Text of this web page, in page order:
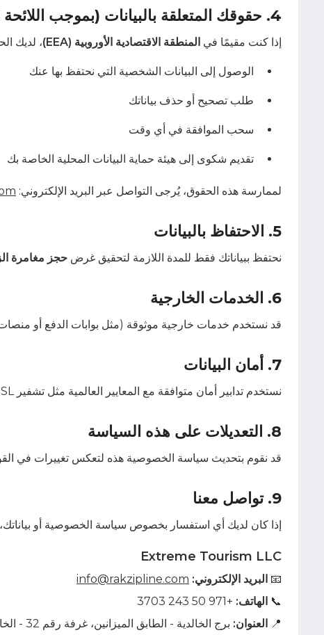
4. حقوقك المتعلقة بالبيانات (بموجب اللائحة GDPR)
إذا كنت مقيمًا في المنطقة الاقتصادية الأوروبية (EEA) ، لديك
الوصول إلى البيانات الشخصية التي نحتفظ بها عنك
طلب تصحيح أو حذف بياناتك
سحب الموافقة في أي وقت
تقديم شكوى إلى هيئة حماية البيانات المحلية الخاصة بك
لممارسة هذه الحقوق، يُرجى التواصل عبر البريد الإلكتروني:
5. الاحتفاظ بالبيانات
نحتفظ ببياناتك فقط للمدة اللازمة لتحقيق غرض حجز مغامرة
6. الخدمات الخارجية
قد نستخدم خدمات خارجية موثوقة (مثل بوابات الدفع أو منصات
7. أمان البيانات
نستخدم تدابير أمان متوافقة مع المعايير العالمية مثل تشفير SSL، الجدران النارية، وأنظمة معالجة الدفع الآمنة لحماية معلوماتك الشخصية.
8. التعديلات على هذه السياسة
قد نقوم بتحديث سياسة الخصوصية هذه لتعكس تغييرات في
9. تواصل معنا
إذا كان لديك أي استفسار بخصوص سياسة الخصوصية أو
Extreme Tourism LLC
📧 البريد الإلكتروني: info@rakzipline.com
📞 الهاتف: +971 50 243 3703
📍 العنوان: برج الخالدية - الطابق الميزانين، غرفة رقم 32 - الخالدية - أبوظبي - الإمارات العربية المتحدة